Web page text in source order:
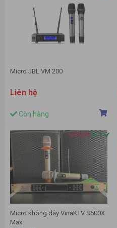
Micro JBL VM 200
Liên hệ
Còn hàng
Micro không dây VinaKTV S600X
Max